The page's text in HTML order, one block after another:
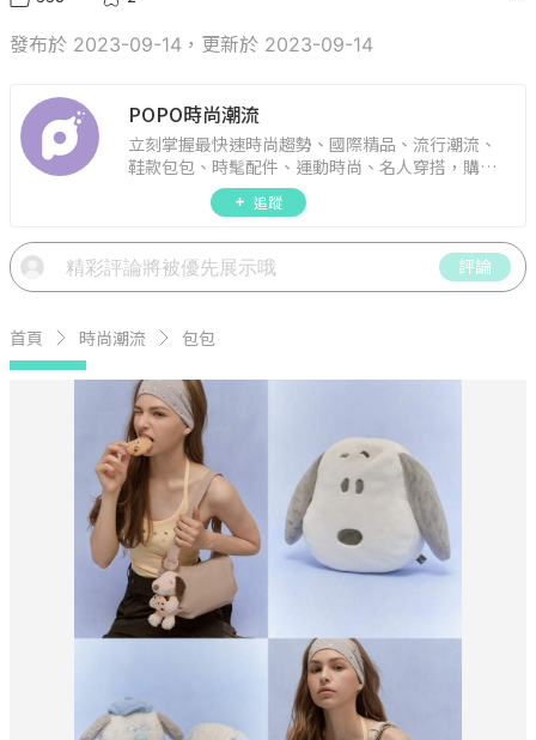
發布於 2023-09-14，更新於 2023-09-14
POPO時尚潮流
立刻掌握最快速時尚趨勢、國際精品、流行潮流、
鞋款包包、時髦配件、運動時尚、名人穿搭，購物
追蹤
評論
首頁 時尚潮流 包包